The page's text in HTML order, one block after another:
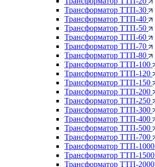
Трансформатор ТТП-30
Трансформатор ТТП-40
Трансформатор ТТП-50
Трансформатор ТТП-60
Трансформатор ТТП-70
Трансформатор ТТП-80
Трансформатор ТТП-100
Трансформатор ТТП-120
Трансформатор ТТП-150
Трансформатор ТТП-200
Трансформатор ТТП-250
Трансформатор ТТП-300
Трансформатор ТТП-400
Трансформатор ТТП-500
Трансформатор ТТП-700
Трансформатор ТТП-1000
Трансформатор ТТП-1500
Трансформатор ТТП-2000